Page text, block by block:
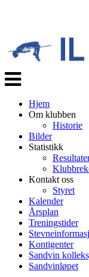
Veksle
navigasjon
Hjem
Om klubben
Historie
Bilder
Statistikk
Kontakt oss
Styret
Kalender
Årsplan
Treningstider
Kontigenter
Sandvin
Sandvinløpet